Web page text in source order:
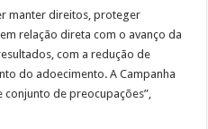
manter direitos, proteger
relação direta com o avanço da
com a redução de
do adoecimento. A Campanha
conjunto de preocupações”,